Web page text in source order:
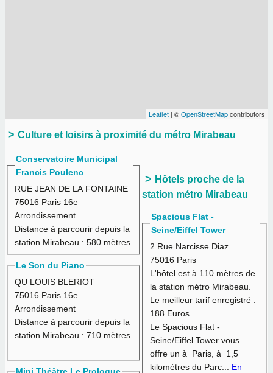
Leaflet | ©OpenStreetMapcontributors
Culture et loisirs à proximité du métro Mirabeau
Conservatoire Municipal
Francis Poulenc
RUE JEAN DE LA FONTAINE
75016 Paris 16e
Arrondissement
Distance à parcourir depuis la
station Mirabeau : 580 mètres.
Le Son du Piano
QU LOUIS BLERIOT
75016 Paris 16e
Arrondissement
Distance à parcourir depuis la
station Mirabeau : 710 mètres.
Hôtels proche de la
station métro Mirabeau
Spacious Flat -
Seine/Eiffel Tower
2 Rue Narcisse Diaz
75016 Paris
L'hôtel est à 110 mètresde
la station métro Mirabeau.
Le meilleur tarif enregistré :
188 Euros.
Le Spacious Flat -
Seine/Eiffel Tower vous
offre un à Paris, à 1,5
kilomètres du Parc... En